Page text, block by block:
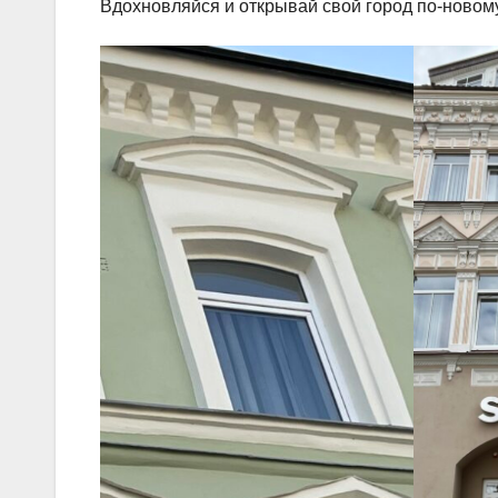
Вдохновляйся и открывай свой город по-